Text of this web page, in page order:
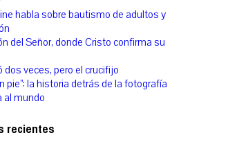
habla sobre bautismo de adultos y
del Señor, donde Cristo confirma su
dos veces, pero el crucifijo
pie”: la historia detrás de la fotografía
al mundo
recientes